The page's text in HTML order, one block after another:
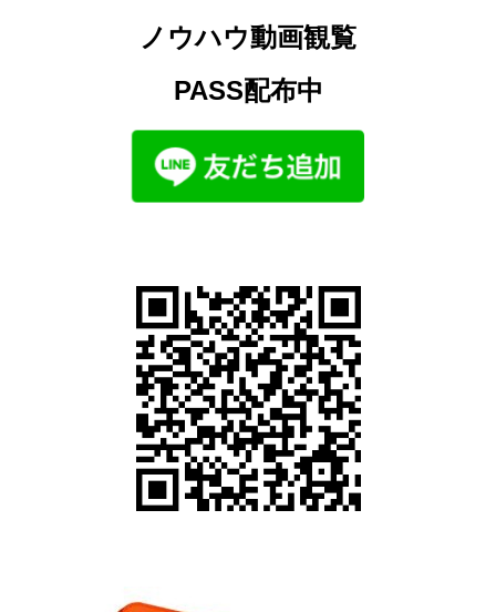
ノウハウ動画観覧
PASS配布中